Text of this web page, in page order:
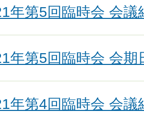
年第5回臨時会 会議
年第5回臨時会 会期
年第4回臨時会 会議